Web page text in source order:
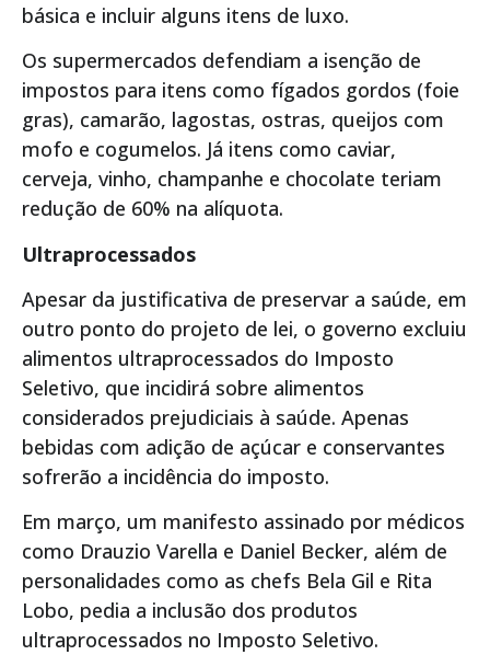
básica e incluir alguns itens de luxo.
Os supermercados defendiam a isenção de
impostos para itens como fígados gordos (foie
gras), camarão, lagostas, ostras, queijos com
mofo e cogumelos. Já itens como caviar,
cerveja, vinho, champanhe e chocolate teriam
redução de 60% na alíquota.
Ultraprocessados
Apesar da justificativa de preservar a saúde, em
outro ponto do projeto de lei, o governo excluiu
alimentos ultraprocessados do Imposto
Seletivo, que incidirá sobre alimentos
considerados prejudiciais à saúde. Apenas
bebidas com adição de açúcar e conservantes
sofrerão a incidência do imposto.
Em março, um manifesto assinado por médicos
como Drauzio Varella e Daniel Becker, além de
personalidades como as chefs Bela Gil e Rita
Lobo, pedia a inclusão dos produtos
ultraprocessados no Imposto Seletivo.